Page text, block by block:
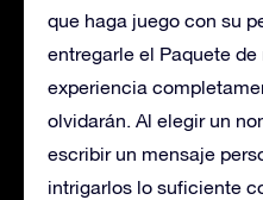
que haga juego con su
entregarle el Paquete de
experiencia
olvidarán. Al elegir un
escribir un mensaje
intrigarlos lo suficiente